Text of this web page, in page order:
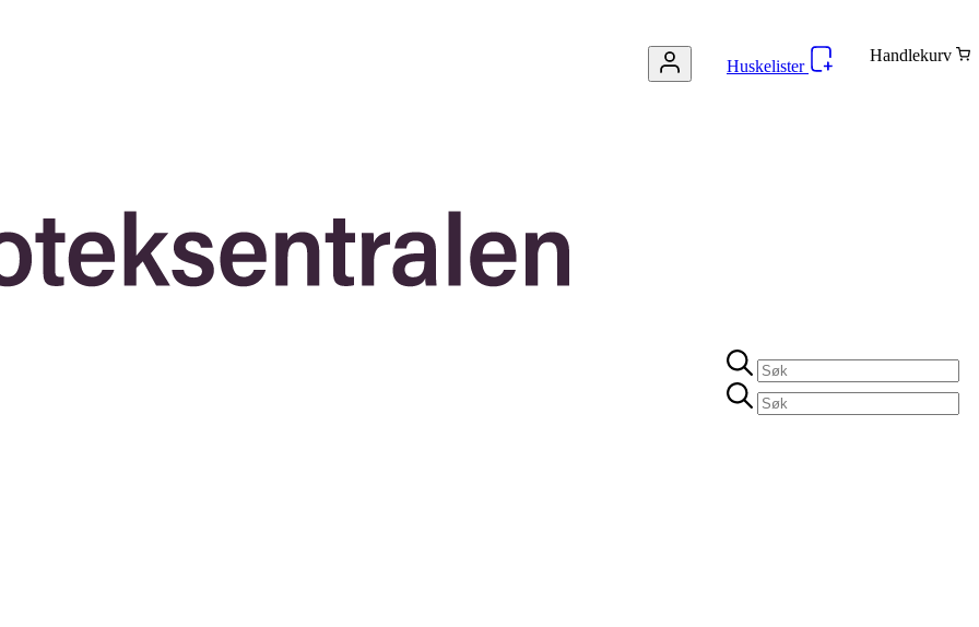
Huskelister
Handlekurv